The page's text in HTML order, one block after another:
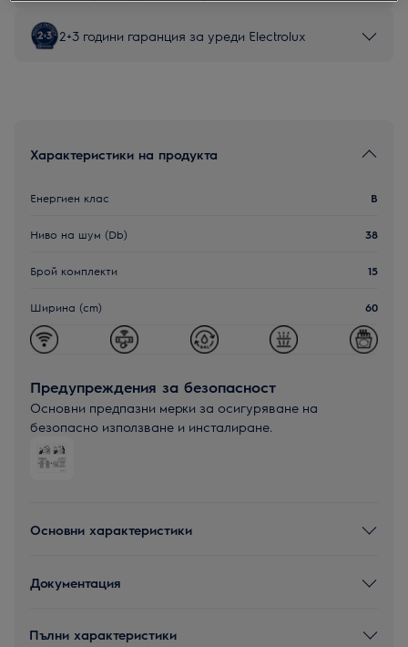
2+3 години гаранция за уреди Electrolux
Характеристики на продукта
Енергиен клас B
Ниво на шум (Db) 38
Брой комплекти 15
Ширина (cm) 60
Предупреждения за безопасност
Основни предпазни мерки за осигуряване на
безопасно използване и инсталиране.
Основни характеристики
Документация
Пълни характеристики